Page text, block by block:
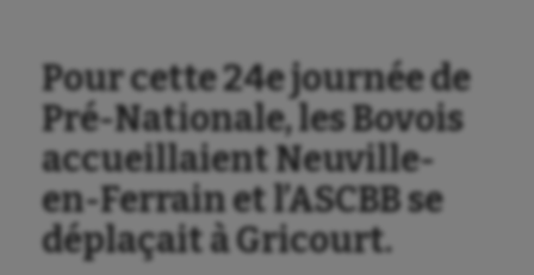
Pour cette 24e journée de
Pré-Nationale, les Bovois
accueillaient Neuville-
en-Ferrain et l’ASCBB se
déplaçait à Gricourt.